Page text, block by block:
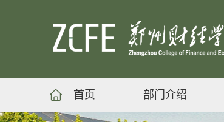
首页 部门介绍